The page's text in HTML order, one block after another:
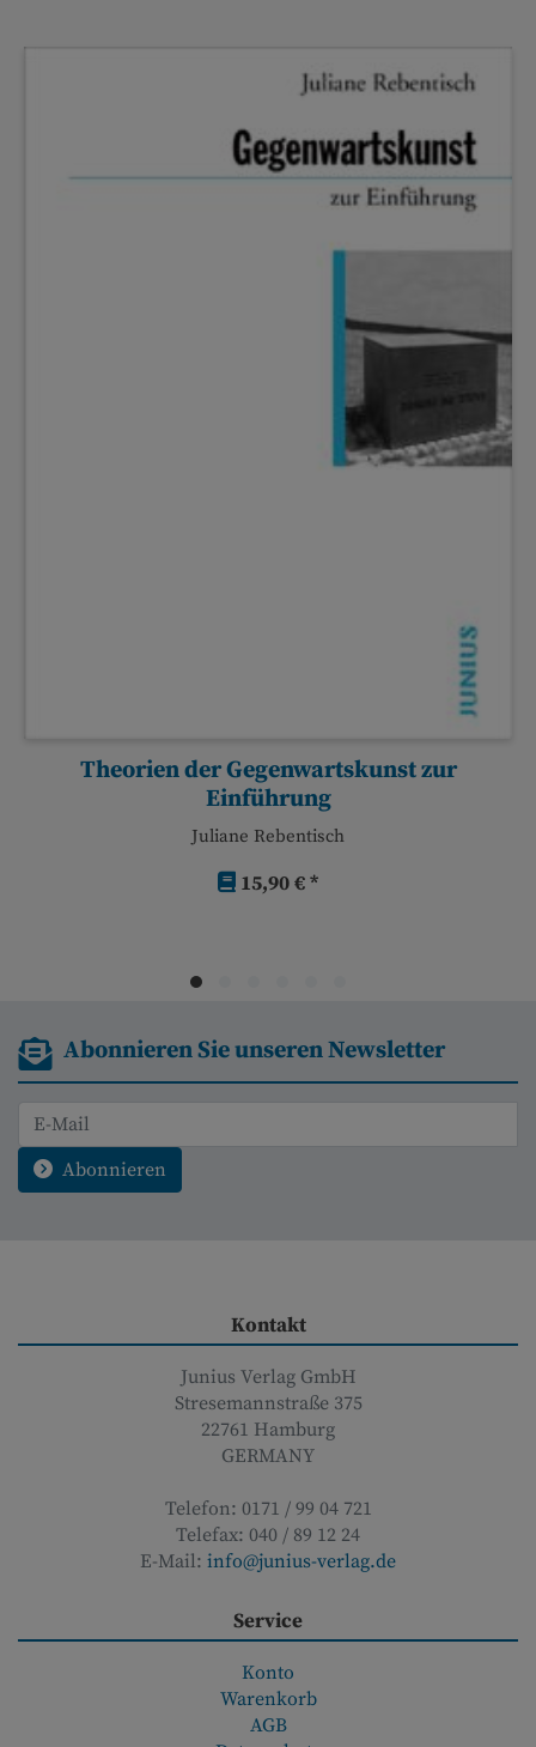
Theorien der Gegenwartskunst zur
Einführung
Juliane Rebentisch
15,90 € *
Abonnieren Sie unseren Newsletter
Abonnieren
Kontakt
Junius Verlag GmbH
Stresemannstraße 375
22761 Hamburg
GERMANY
Telefon: 0171 / 99 04 721
Telefax: 040 / 89 12 24
E-Mail: info@junius-verlag.de
Service
Konto
Warenkorb
AGB